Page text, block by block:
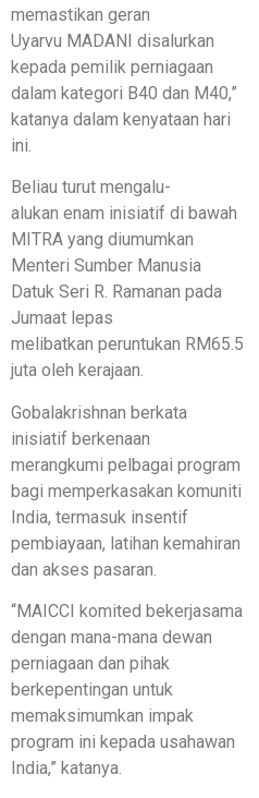
memastikan geran
Uyarvu MADANI disalurkan
kepada pemilik perniagaan
dalam kategori B40 dan M40,”
katanya dalam kenyataan hari
ini.
Beliau turut mengalu-
alukan enam inisiatif di bawah
MITRA yang diumumkan
Menteri Sumber Manusia
Datuk Seri R. Ramanan pada
Jumaat lepas
melibatkan peruntukan RM65.5
juta oleh kerajaan.
Gobalakrishnan berkata
inisiatif berkenaan
merangkumi pelbagai program
bagi memperkasakan komuniti
India, termasuk insentif
pembiayaan, latihan kemahiran
dan akses pasaran.
“MAICCI komited bekerjasama
dengan mana-mana dewan
perniagaan dan pihak
berkepentingan untuk
memaksimumkan impak
program ini kepada usahawan
India,” katanya.